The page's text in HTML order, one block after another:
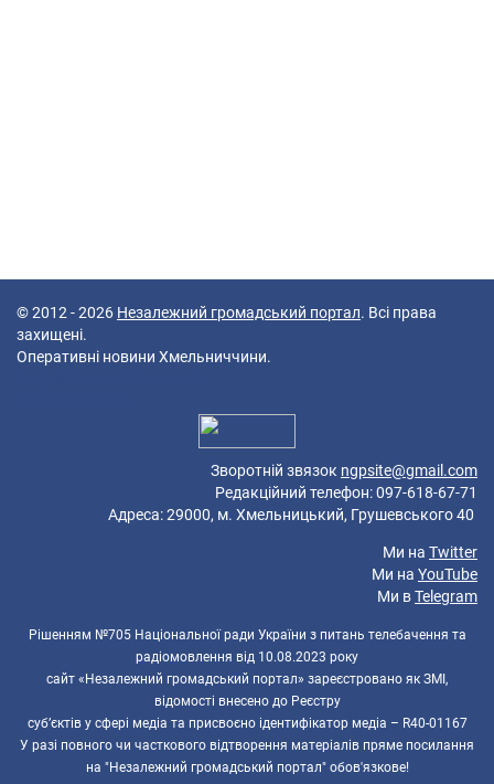
© 2012 - 2026 Незалежний громадський портал. Всі права
захищені.
Оперативні новини Хмельниччини.
Зворотній звязок ngpsite@gmail.com
Редакційний телефон: 097-618-67-71
Адреса: 29000, м. Хмельницький, Грушевського 40
Ми на Twitter
Ми на YouTube
Ми вTelegram
Рішенням №705 Національної ради України з питань телебачення та
радіомовлення від 10.08.2023 року
сайт «Незалежний громадський портал» зареєстровано як ЗМІ,
відомості внесено до Реєстру
суб’єктів у сфері медіа та присвоєно ідентифікатор медіа – R40-01167
У разі повного чи часткового відтворення матеріалів пряме посилання
на "Незалежний громадський портал" обов'язкове!